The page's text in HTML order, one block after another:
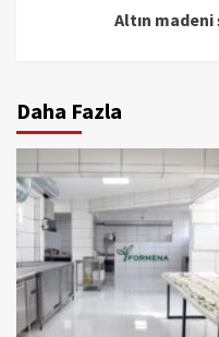
Altın
Daha Fazla